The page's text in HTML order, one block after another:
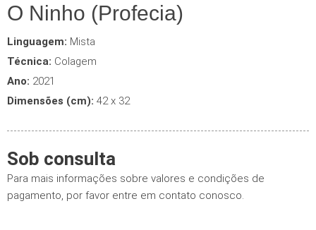
O Ninho (Profecia)
Linguagem: Mista
Técnica: Colagem
Ano: 2021
Dimensões (cm): 42 x 32
Sob consulta
Para mais informações sobre valores e condições de
pagamento, por favor entre em contato conosco.